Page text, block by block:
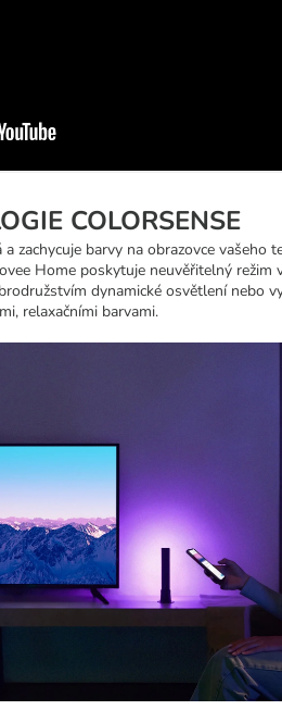
COLORSENSE
zachycuje barvy na obrazovce vašeho
Home poskytuje neuvěřitelný režim
dynamické osvětlení nebo
relaxačními barvami.